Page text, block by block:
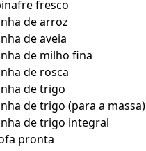
fresco
de arroz
de aveia
de milho fina
de rosca
de trigo
de trigo (para a massa)
de trigo integral
pronta